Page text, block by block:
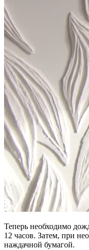
Теперь необходимо
12 часов. Затем, при
наждачной бумагой.